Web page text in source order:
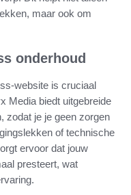
maar ook om
onderhoud
website is cruciaal
Media biedt uitgebreide
zodat je je geen zorgen
of technische
ervoor dat jouw
presteert, wat